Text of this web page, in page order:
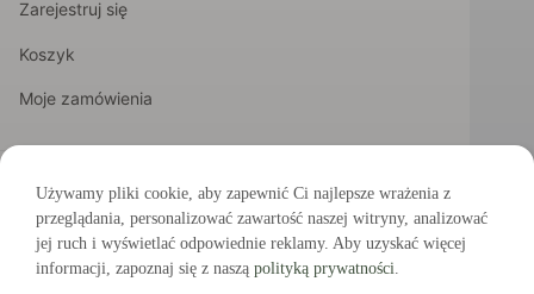
Zarejestruj się
Koszyk
Moje zamówienia
BEZPIECZNE PŁATNOŚCI
Visa
Mastercard BLIK Przelewy24
PayPal
Apple Pay
CERTYFIKATY
Używamy pliki cookie, aby zapewnić Ci najlepsze wrażenia z
przeglądania, personalizować zawartość naszej witryny, analizować
jej ruch i wyświetlać odpowiednie reklamy. Aby uzyskać więcej
informacji, zapoznaj się z naszą polityką prywatności.